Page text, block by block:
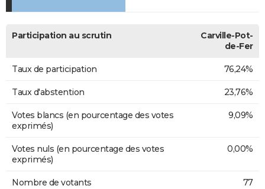
Participation au scrutin
Carville-Pot-
de-Fer
Taux de participation 76,24%
Taux d'abstention 23,76%
Votes blancs (en pourcentage des votes
exprimés)
9,09%
Votes nuls (en pourcentage des votes
exprimés)
0,00%
Nombre de votants 77